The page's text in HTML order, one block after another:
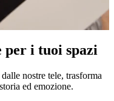
per i tuoi spazi
nostre tele, trasforma
ed emozione.